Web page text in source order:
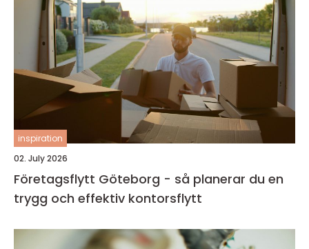
inspiration
02. July 2026
Företagsflytt Göteborg - så planerar du en
trygg och effektiv kontorsflytt